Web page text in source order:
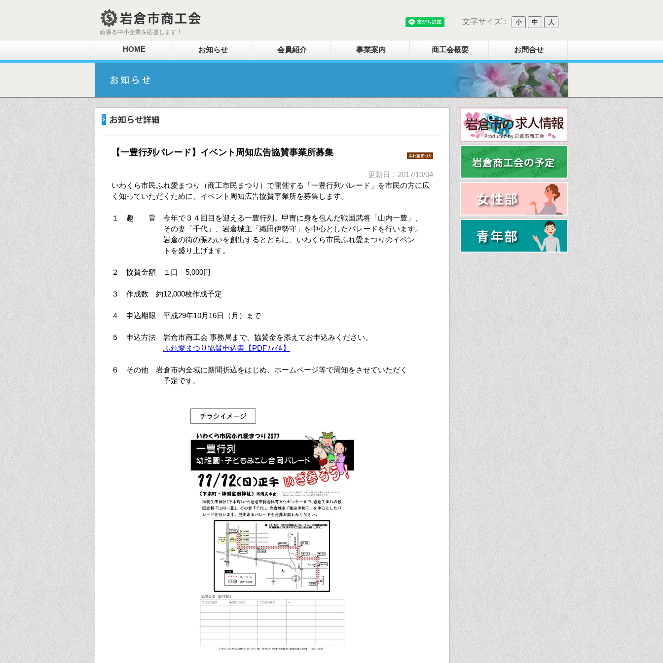
頑張る中小企業を応援します！
文字サイズ： 小 中 大
HOME お知らせ 会員紹介 事業案内 商工会概要 お問合せ
【一豊行列パレード】イベント周知広告協賛事業所募集
更新日：2017/10/04
いわくら市民ふれ愛まつり（商工市民まつり）で開催する「一豊行列パレード」を市民の方に広
く知っていただくために、イベント周知広告協賛事業所を募集します。
１ 趣 旨 今年で３４回目を迎える一豊行列。甲冑に身を包んだ戦国武将「山内一豊」、
その妻「千代」、岩倉城主「織田伊勢守」を中心としたパレードを行います。
岩倉の街の賑わいを創出するとともに、いわくら市民ふれ愛まつりのイベン
トを盛り上げます。
２ 協賛金額 １口 5,000円
３ 作成数 約12,000枚作成予定
４ 申込期限 平成29年10月16日（月）まで
５ 申込方法 岩倉市商工会 事務局まで、協賛金を添えてお申込みください。
ふれ愛まつり協賛申込書【PDFﾌｧｲﾙ】
６ その他 岩倉市内全域に新聞折込をはじめ、ホームページ等で周知をさせていただく
予定です。